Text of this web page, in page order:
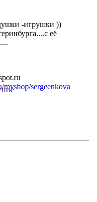
-игрушки ))
её
sergeenkova